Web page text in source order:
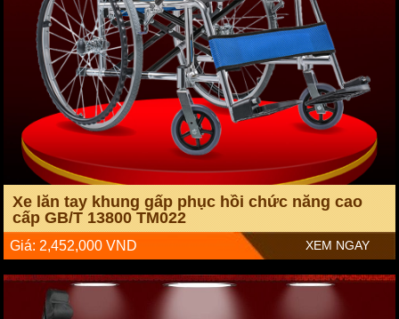
Onplaza Việt Pháp là đơn vị chuyên cung cấp các dòng
cho người khuyết tật,người bệnhuy tíntại Hà Nội, TP HC
sẵn sàng vận chuyển trên khắp 64 tỉnh thành của cả nước. Các
dòngxe lănđều đượcnhập khẩunguyên chiếc từMỹ, Hồng
Kông, Đài Loan, Nhật Bản
…hoàn toàn đảm bảo chất lượng và sự
an toàn cho người sử dụng.
Tham khảo chi tiết các mẫu xe lăn của công ty:
Xe lăn khung gấp phục hồi chức năng cao cấp GB/T
Xe lăn tay khung gấp phục hồi chức năng cao
cấp GB/T 13800 TM022
Giá: 2,452,000 VND XEM NGAY